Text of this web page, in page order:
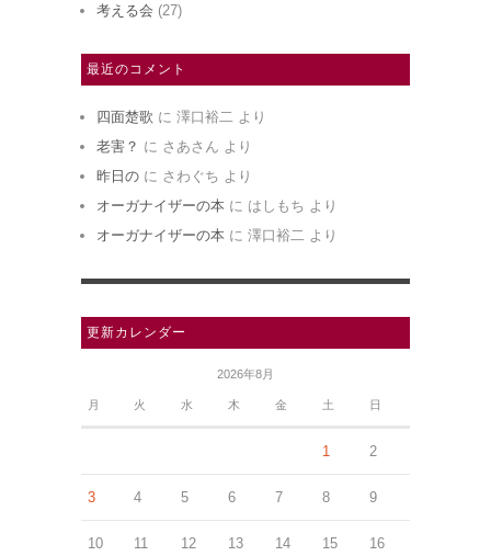
考える会 (27)
最近のコメント
四面楚歌 に 澤口裕二 より
老害？ に さあさん より
昨日の に さわぐち より
オーガナイザーの本 に はしもち より
オーガナイザーの本 に 澤口裕二 より
更新カレンダー
2026年8月
月 火 水 木 金 土 日
1 2
3 4 5 6 7 8 9
10 11 12 13 14 15 16